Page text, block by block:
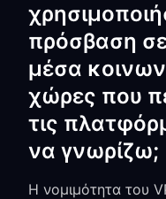
πρόσβαση
μέσα
χώρες που
τις
να γνωρίζω;
Η νομιμότητα του